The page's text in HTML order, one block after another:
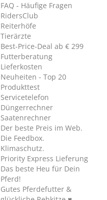
FAQ - Häufige Fragen
RidersClub
Reiterhöfe
Tierärzte
Best-Price-Deal ab € 299
Futterberatung
Lieferkosten
Neuheiten - Top 20
Produkttest
Servicetelefon
Düngerrechner
Saatenrechner
Der beste Preis im Web.
Die Feedbox.
Klimaschutz.
Priority Express Lieferung
Das beste Heu für Dein
Pferd!
Gutes Pferdefutter &